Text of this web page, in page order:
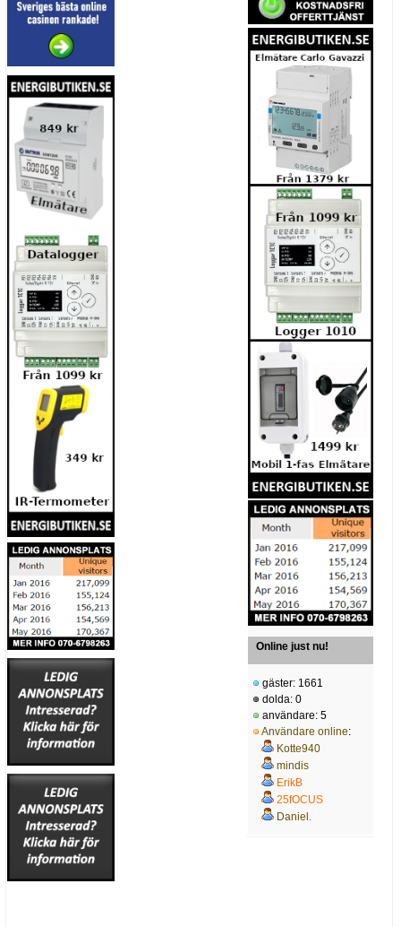
Online just nu!
gäster: 1661
dolda: 0
användare: 5
Användare online:
Kotte940
mindis
ErikB
25fOCUS
Daniel.